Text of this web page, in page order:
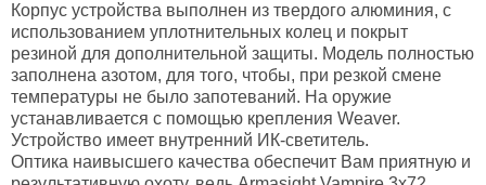
Корпус устройства выполнен из твердого алюминия, с
использованием уплотнительных колец и покрыт
резиной для дополнительной защиты. Модель полностью
заполнена азотом, для того, чтобы, при резкой смене
температуры не было запотеваний. На оружие
устанавливается с помощью крепления Weaver.
Устройство имеет внутренний ИК-светитель.
Оптика наивысшего качества обеспечит Вам приятную и